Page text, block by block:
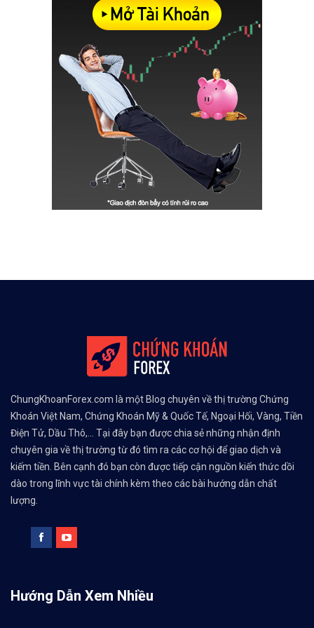
ChungKhoanForex.com là một Blog chuyên về thị trường Chứng
Khoán Việt Nam, Chứng Khoán Mỹ & Quốc Tế, Ngoại Hối, Vàng, Tiền
Điện Tử, Dầu Thô,... Tại đây bạn được chia sẻ những nhận định
chuyên gia về thị trường từ đó tìm ra các cơ hội để giao dịch và
kiếm tiền. Bên cạnh đó bạn còn được tiếp cận nguồn kiến thức dồi
dào trong lĩnh vực tài chính kèm theo các bài hướng dẫn chất
lượng.
Hướng Dẫn Xem Nhiều